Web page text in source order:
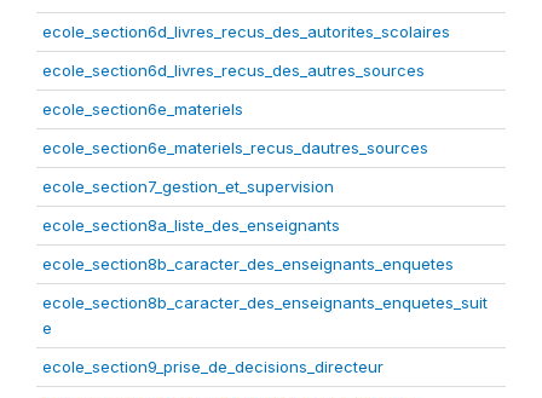
ecole_section6d_livres_recus_des_autorites_scolaires
ecole_section6d_livres_recus_des_autres_sources
ecole_section6e_materiels
ecole_section6e_materiels_recus_dautres_sources
ecole_section7_gestion_et_supervision
ecole_section8a_liste_des_enseignants
ecole_section8b_caracter_des_enseignants_enquetes
ecole_section8b_caracter_des_enseignants_enquetes_suit
e
ecole_section9_prise_de_decisions_directeur